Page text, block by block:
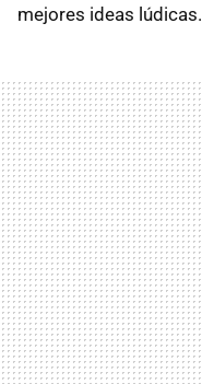
mejores ideas lúdicas.